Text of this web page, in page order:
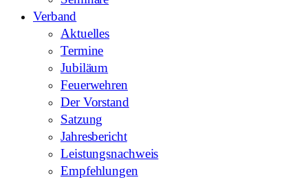
Verband
Aktuelles
Termine
Jubiläum
Feuerwehren
Der Vorstand
Satzung
Jahresbericht
Leistungsnachweis
Empfehlungen